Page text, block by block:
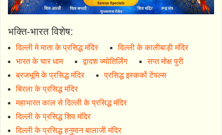
भक्ति-भारत विशेष:
दिल्ली मे माता के प्रसिद्ध मंदिर
दिल्ली के कालीबाड़ी मंदिर
भारत के चार धाम
द्वादश ज्योतिर्लिंग
सप्त मोक्ष पुरी
ब्रजभूमि के प्रसिद्ध मंदिर
प्रसिद्ध इस्ककों टेंपल्स
बिरला के प्रसिद्ध मंदिर
महाभारत काल से दिल्ली के प्रसिद्ध मंदिर
दिल्ली के प्रसिद्ध शिव मंदिर
दिल्ली के प्रसिद्ध हनुमान बालाजी मंदिर